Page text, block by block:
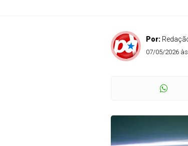
Por:
07/05/2026